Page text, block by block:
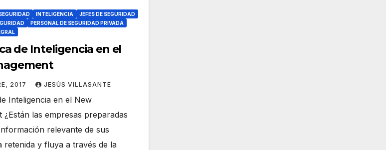
INTELIGENCIA
JEFES DE SEGURIDAD
PERSONAL DE SEGURIDAD PRIVADA
de Inteligencia en el
2017 JESÚS VILLASANTE
Inteligencia en el New
¿Están las empresas preparadas
relevante de sus
retenida y fluya a través de la